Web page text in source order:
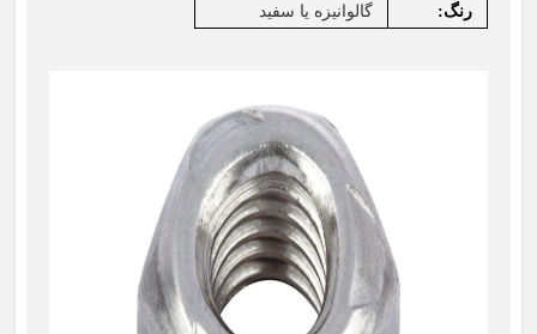
رنگ: گالوانیزه یا سفید